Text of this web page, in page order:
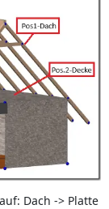
Dach -> Platte